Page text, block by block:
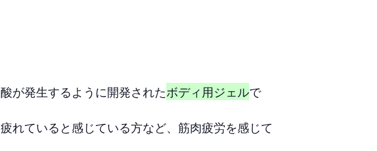
が発生するように開発されたボディ用ジェルで
れていると感じている方など、筋肉疲労を感じて